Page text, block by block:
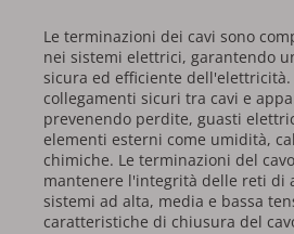
Le terminazioni dei cavi sono
nei sistemi elettrici, garantendo
sicura ed efficiente dell'elettricità.
collegamenti sicuri tra cavi e
prevenendo perdite, guasti
elementi esterni come umidità,
chimiche. Le terminazioni del
mantenere l'integrità delle reti di
sistemi ad alta, media e bassa
caratteristiche di chiusura del